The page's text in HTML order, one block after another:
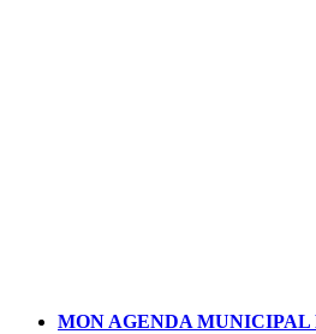
MON AGENDA MUNICIPAL